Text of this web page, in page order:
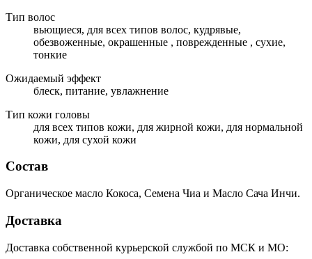
Тип волос
вьющиеся, для всех типов волос, кудрявые,
обезвоженные, окрашенные , поврежденные , сухие,
тонкие
Ожидаемый эффект
блеск, питание, увлажнение
Тип кожи головы
для всех типов кожи, для жирной кожи, для нормальной
кожи, для сухой кожи
Состав
Органическое масло Кокоса, Семена Чиа и Масло Сача Инчи.
Доставка
Доставка собственной курьерской службой по МСК и МО: